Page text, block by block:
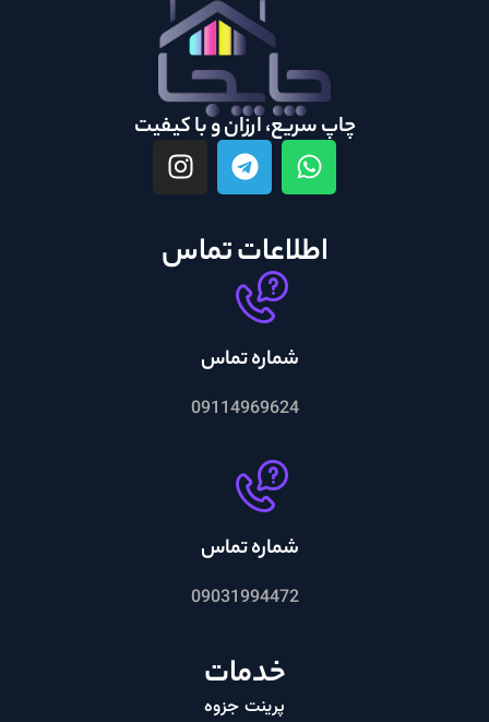
چاپ سریع، ارزان و با کیفیت
اطلاعات تماس
شماره تماس
09114969624
شماره تماس
09031994472
خدمات
پرینت جزوه